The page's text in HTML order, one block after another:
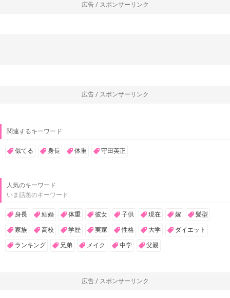
広告 / スポンサーリンク
広告 / スポンサーリンク
関連するキーワード
似てる 身長 体重 守田英正
人気のキーワード
いま話題のキーワード
身長 結婚 体重 彼女 子供 現在 嫁 髪型
家族 高校 学歴 実家 性格 大学 ダイエット
ランキング 兄弟 メイク 中学 父親
広告 / スポンサーリンク